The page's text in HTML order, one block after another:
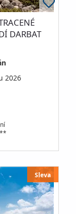
DARBAT
2026
Sleva